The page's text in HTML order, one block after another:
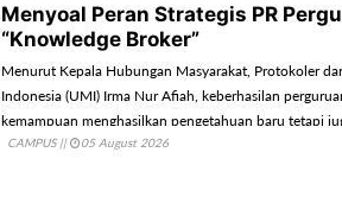
Menyoal Peran Strategis PR
“Knowledge Broker”
Menurut Kepala Hubungan Masyarakat, Protokoler
Indonesia (UMI) Irma Nur Afiah, keberhasilan
kemampuan menghasilkan pengetahuan baru tetapi
mengomunikasikan pengetahuan tersebut agar
CAMPUS|| 05 August 2026